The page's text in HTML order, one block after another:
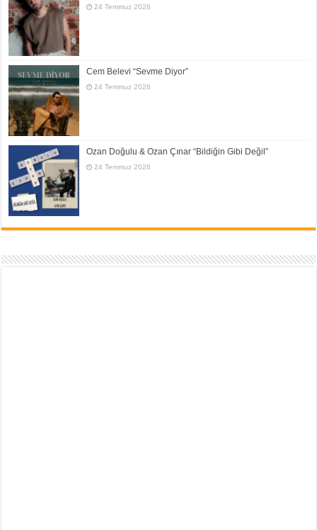
24 Temmuz 2026
Cem Belevi “Sevme Diyor”
24 Temmuz 2026
Ozan Doğulu & Ozan Çınar “Bildiğin Gibi Değil”
24 Temmuz 2026